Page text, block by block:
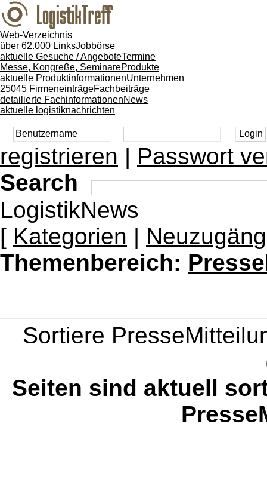
Web-Verzeichnis
über 62.000 LinksJobbörse
aktuelle Gesuche / AngeboteTermine
Messe, Kongreße, SeminareProdukte
aktuelle ProduktinformationenUnternehmen
25045 FirmeneinträgeFachbeiträge
detailierte FachinformationenNews
aktuelle logistiknachrichten
registrieren | Passwort
Search
LogistikNews
[ Kategorien |
Themenbereich:
Sortiere
Seiten sind aktuell